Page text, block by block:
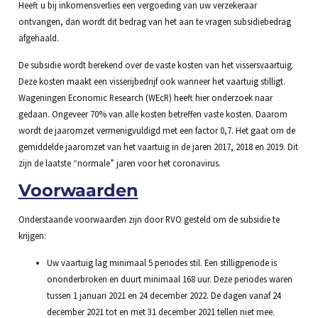
Heeft u bij inkomensverlies een vergoeding van uw verzekeraar
ontvangen, dan wordt dit bedrag van het aan te vragen subsidiebedrag
afgehaald.
De subsidie wordt berekend over de vaste kosten van het vissersvaartuig.
Deze kosten maakt een visserijbedrijf ook wanneer het vaartuig stilligt.
Wageningen Economic Research (WEcR) heeft hier onderzoek naar
gedaan. Ongeveer 70% van alle kosten betreffen vaste kosten. Daarom
wordt de jaaromzet vermenigvuldigd met een factor 0,7. Het gaat om de
gemiddelde jaaromzet van het vaartuig in de jaren 2017, 2018 en 2019. Dit
zijn de laatste “normale” jaren voor het coronavirus.
Voorwaarden
Onderstaande voorwaarden zijn door RVO gesteld om de subsidie te
krijgen:
Uw vaartuig lag minimaal 5 periodes stil. Een stilligperiode is
ononderbroken en duurt minimaal 168 uur. Deze periodes waren
tussen 1 januari 2021 en 24 december 2022. De dagen vanaf 24
december 2021 tot en met 31 december 2021 tellen niet mee.